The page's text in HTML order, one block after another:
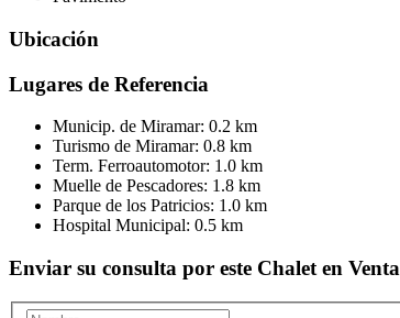
Ubicación
Lugares de Referencia
Municip. de Miramar: 0.2 km
Turismo de Miramar: 0.8 km
Term. Ferroautomotor: 1.0 km
Muelle de Pescadores: 1.8 km
Parque de los Patricios: 1.0 km
Hospital Municipal: 0.5 km
Enviar su consulta por este Chalet en Venta